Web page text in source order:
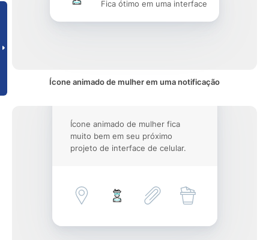
Fica ótimo em uma interface
Ícone animado de mulher em uma notificação
Ícone animado de mulher fica
muito bem em seu próximo
projeto de interface de celular.